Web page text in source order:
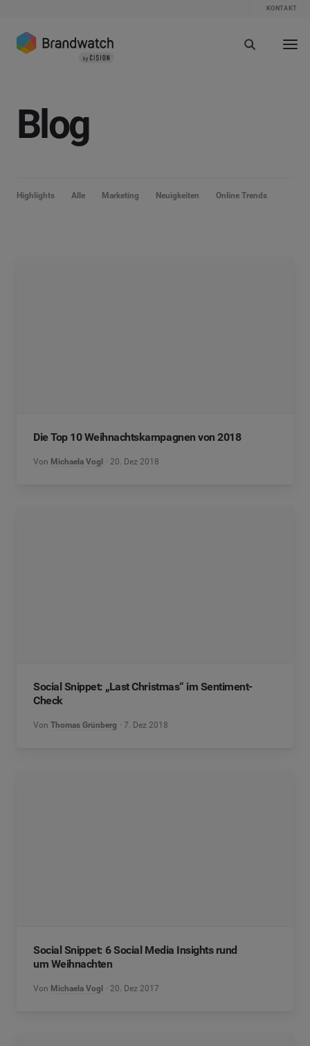
KONTAKT
Blog
Highlights Alle Marketing Neuigkeiten Online Trends
Die Top 10 Weihnachtskampagnen von 2018
Von Michaela Vogl 20. Dez 2018
Social Snippet: „Last Christmas“ im Sentiment-
Check
Von Thomas Grünberg 7. Dez 2018
Social Snippet: 6 Social Media Insights rund
um Weihnachten
Von Michaela Vogl 20. Dez 2017